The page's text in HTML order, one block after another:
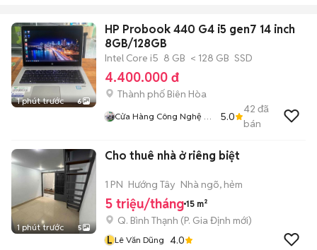
1 phút trước 6
HP Probook 440 G4 i5 gen7 14 inch
8GB/128GB
Intel Core i5 8 GB < 128 GB SSD
4.400.000 đ
Thành phố Biên Hòa
Cửa Hàng Công Nghệ Số
5.0
42 đã
bán
1 phút trước 5
Cho thuê nhà ở riêng biệt
1 PN Hướng Tây Nhà ngõ, hẻm
5 triệu/tháng 15 m²
Q. Bình Thạnh (P. Gia Định mới)
L Lê Văn Dũng 4.0